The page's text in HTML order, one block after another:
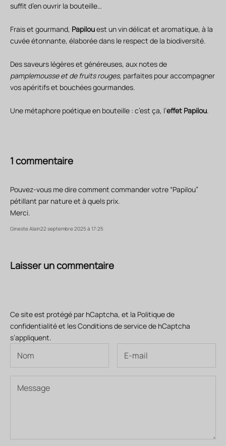
suffit d’en ouvrir la bouteille…
Frais et gourmand, Papilouest un vin délicat et aromatique, à la
cuvée étonnante, élaborée dans le respect de la biodiversité.
Des saveurs légères et généreuses, aux notes de
pamplemousse et de fruits rouges, parfaites pour accompagner
vos apéritifs et bouchées gourmandes.
Une métaphore poétique en bouteille : c’est ça, l’effet Papilou.
1 commentaire
Pouvez-vous me dire comment commander votre “Papilou”
pétillant par nature et à quels prix.
Merci.
Gineste Alain22 septembre 2025 à 17:25
Laisser un commentaire
Ce site est protégé par hCaptcha, et la Politique de
confidentialitéet lesConditions de servicede hCaptcha
s’appliquent.